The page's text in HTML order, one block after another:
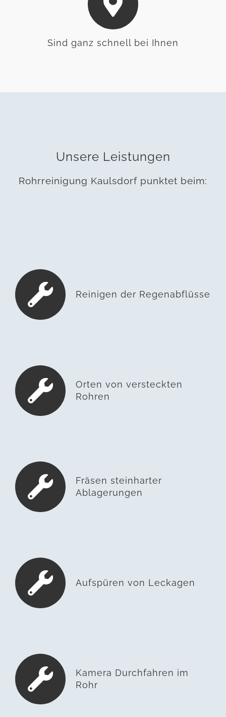
Sind ganz schnell bei Ihnen
Unsere Leistungen
Rohrreinigung Kaulsdorf punktet beim:
Reinigen der Regenabflüsse
Orten von versteckten
Rohren
Fräsen steinharter
Ablagerungen
Aufspüren von Leckagen
Kamera Durchfahren im
Rohr